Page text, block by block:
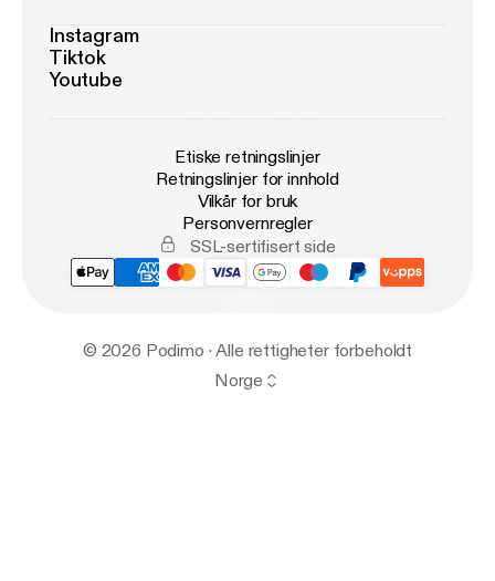
Instagram
Tiktok
Youtube
Etiske retningslinjer
Retningslinjer for innhold
Vilkår for bruk
Personvernregler
SSL-sertifisert side
© 2026 Podimo · Alle rettigheter forbeholdt
Norge